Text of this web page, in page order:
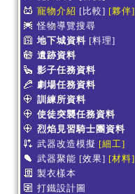
寵物介紹 [比較] [夥伴]
怪物導覽搜尋
地下城資料 [料理]
遺跡資料
影子任務資料
劇場任務資料
訓練所資料
使徒突襲任務資料
烈焰見習騎士團資料
武器改造模擬 [細工]
武器聚能 [效果] [材料]
製衣樣本
打鐵設計圖